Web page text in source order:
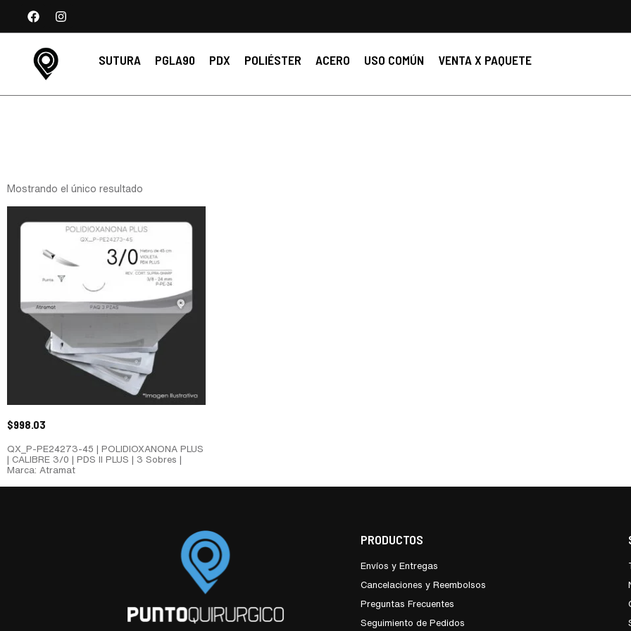
SUTURA PGLA90 PDX POLIÉSTER ACERO USO COMÚN VENTA X PAQUETE
Mostrando el único resultado
$998.03
QX_P-PE24273-45 | POLIDIOXANONA PLUS
| CALIBRE 3/0 | PDS II PLUS | 3 Sobres |
Marca: Atramat
PRODUCTOS
Envíos y Entregas
Cancelaciones y Reembolsos
Preguntas Frecuentes
Seguimiento de Pedidos